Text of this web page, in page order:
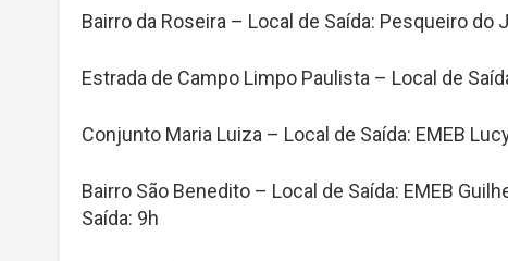
Bairro da Roseira – Local de Saída: Pesqueiro do
Estrada de Campo Limpo Paulista – Local de
Conjunto Maria Luiza – Local de Saída: EMEB
Bairro São Benedito – Local de Saída: EMEB
Saída: 9h